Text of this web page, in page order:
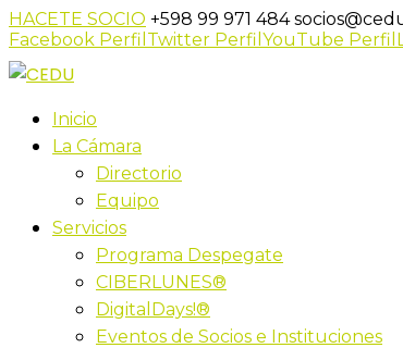
HACETE SOCIO +598 99 971 484
Facebook Perfil Twitter Perfil YouTube Perfil
Inicio
La Cámara
Directorio
Equipo
Servicios
Programa Despegate
CIBERLUNES®
DigitalDays!®
Eventos de Socios e Instituciones